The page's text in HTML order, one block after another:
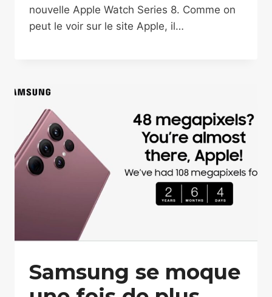
nouvelle Apple Watch Series 8. Comme on
peut le voir sur le site Apple, il…
Samsung se moque